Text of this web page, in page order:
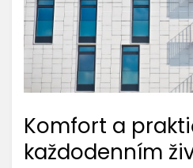
Komfort a
každodenním